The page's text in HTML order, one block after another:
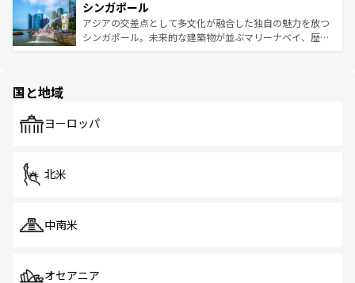
参照してほしい。
激する。気候は一年中温暖で、どの季節にも異なる楽しみ
が待っている。親しみやすいタイの人々、仏教を中心とし
た文化、そして多様な観光資源が、訪れる旅人を魅了し続
み、どこを訪れても感動するはず。観光スポットが密集し
ており、効率よく見どころを回れるのも魅力。息をのむよ
うな絶景から文化的な体験まで、香港を存分に楽しみ尽く
シンガポール
アジアの交差点として多文化が融合した独自の魅力を放つ
シンガポール。未来的な建築物が並ぶマリーナベイ、歴史
で、ホーカーズは地元の風情を楽しめる外せないスポット
国と地域
ヨーロッパ
北米
中南米
オセアニア